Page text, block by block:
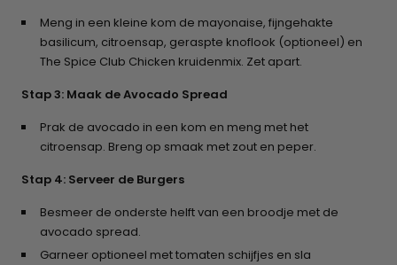
Meng in een kleine kom de mayonaise, fijngehakte
basilicum, citroensap, geraspte knoflook (optioneel) en
The Spice Club Chicken kruidenmix. Zet apart.
Stap 3: Maak de Avocado Spread
Prak de avocado in een kom en meng met het
citroensap. Breng op smaak met zout en peper.
Stap 4: Serveer de Burgers
Besmeer de onderste helft van een broodje met de
avocado spread.
Garneer optioneel met tomaten schijfjes en sla